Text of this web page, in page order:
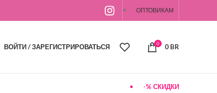
ОПТОВИКАМ
ВОЙТИ / ЗАРЕГИСТРИРОВАТЬСЯ 0 0 BR
-% СКИДКИ